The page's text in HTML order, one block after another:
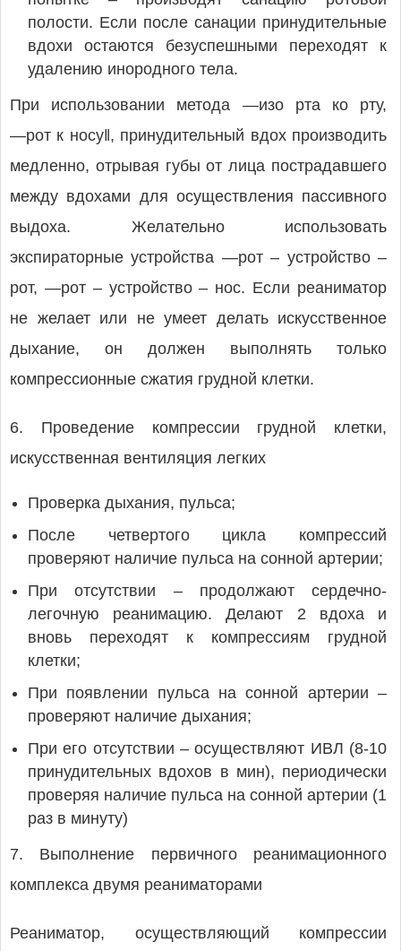
полости. Если после санации принудительные
вдохи остаются безуспешными переходят к
удалению инородного тела.
При использовании метода ―изо рта ко рту,
―рот к носу‖, принудительный вдох производить
медленно, отрывая губы от лица пострадавшего
между вдохами для осуществления пассивного
выдоха. Желательно использовать
экспираторные устройства ―рот – устройство –
рот, ―рот – устройство – нос. Если реаниматор
не желает или не умеет делать искусственное
дыхание, он должен выполнять только
компрессионные сжатия грудной клетки.
6. Проведение компрессии грудной клетки,
искусственная вентиляция легких
Проверка дыхания, пульса;
После четвертого цикла компрессий
проверяют наличие пульса на сонной артерии;
При отсутствии – продолжают сердечно-
легочную реанимацию. Делают 2 вдоха и
вновь переходят к компрессиям грудной
клетки;
При появлении пульса на сонной артерии –
проверяют наличие дыхания;
При его отсутствии – осуществляют ИВЛ (8-10
принудительных вдохов в мин), периодически
проверяя наличие пульса на сонной артерии (1
раз в минуту)
7. Выполнение первичного реанимационного
комплекса двумя реаниматорами
Реаниматор, осуществляющий компрессии